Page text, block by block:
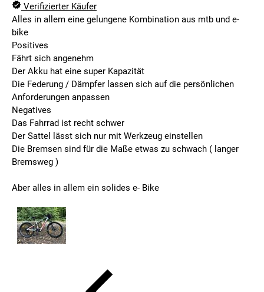
Verifizierter Käufer
Alles in allem eine gelungene Kombination aus mtb und e-
bike
Positives
Fährt sich angenehm
Der Akku hat eine super Kapazität
Die Federung / Dämpfer lassen sich auf die persönlichen
Anforderungen anpassen
Negatives
Das Fahrrad ist recht schwer
Der Sattel lässt sich nur mit Werkzeug einstellen
Die Bremsen sind für die Maße etwas zu schwach ( langer
Bremsweg )
Aber alles in allem ein solides e- Bike